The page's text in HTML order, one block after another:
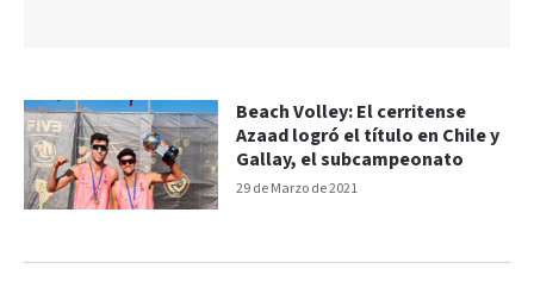
29 de Marzo de 2021
Beach Volley: El cerritense
Azaad logró el título en Chile y
Gallay, el subcampeonato